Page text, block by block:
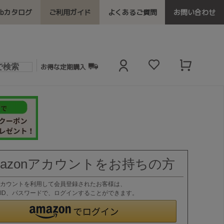
カタログ ご利用ガイド よくあるご質問 お問い合わせ
お得な定期購入
アカウントをお持ちの方
ウントを利用して会員登録されたお客様は、
、パスワードで、ログインすることができます。